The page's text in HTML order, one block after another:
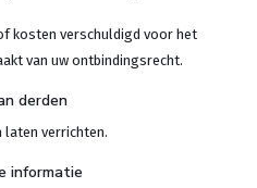
kosten verschuldigd voor het
van uw ontbindingsrecht.
derden
laten verrichten.